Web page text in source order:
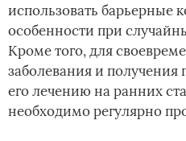
использовать барьерные
особенности при
Кроме того, для
заболевания и получения
его лечению на ранних
необходимо регулярно